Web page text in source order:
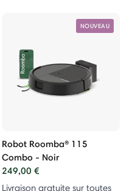
NOUVEAU
Robot Roomba® 115
Combo - Noir
249,00 €
Livraison gratuite sur toutes